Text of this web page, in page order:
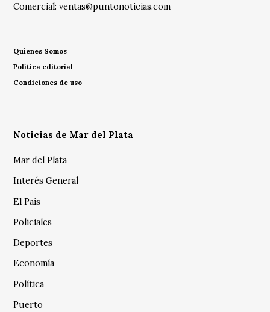
Comercial:ventas@puntonoticias.com
Quienes Somos
Política editorial
Condiciones de uso
Noticias de Mar del Plata
Mar del Plata
Interés General
El País
Policiales
Deportes
Economía
Política
Puerto